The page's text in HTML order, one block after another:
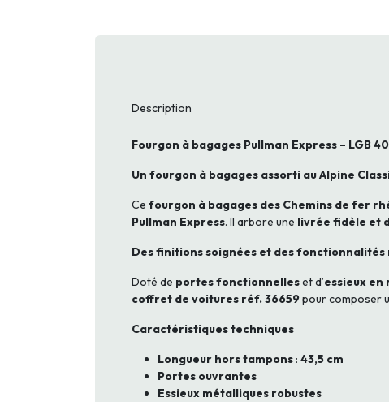
Description
Fourgon à bagages Pullman Express – LGB
Un fourgon à bagages assorti au Alpine
Ce fourgon à bagages des Chemins de fer
Pullman Express. Il arbore une livrée fidèle et
Des finitions soignées et des fonctionnalités
Doté de portes fonctionnelleset d’essieux en
coffret de voitures réf. 36659pour composer
Caractéristiques techniques
Longueur hors tampons : 43,5 cm
Portes ouvrantes
Essieux métalliques robustes